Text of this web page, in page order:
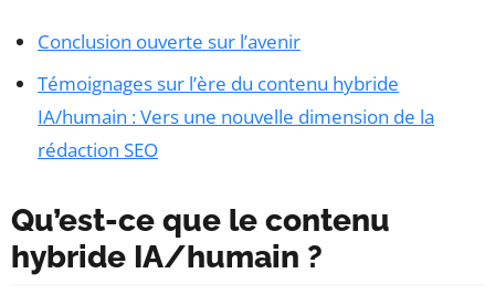
Conclusion ouverte sur l’avenir
Témoignages sur l’ère du contenu hybride
IA/humain : Vers une nouvelle dimension de la
rédaction SEO
Qu’est-ce que le contenu
hybride IA/humain ?